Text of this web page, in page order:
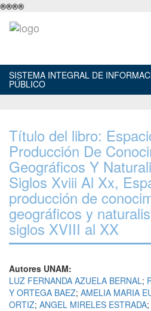
®®®®
SISTEMA INTEGRAL DE
PÚBLICO
Título del libro:
Producción De
Geográficos Y
Siglos Xviii Al Xx,
producción de
geográficos y
siglos XVIII al XX
Autores UNAM:
LUZ FERNANDA AZUELA BERNAL;
Y ORTEGA BAEZ; AMELIA MARIA
ORTIZ; ANGEL MIRELES ESTRADA;